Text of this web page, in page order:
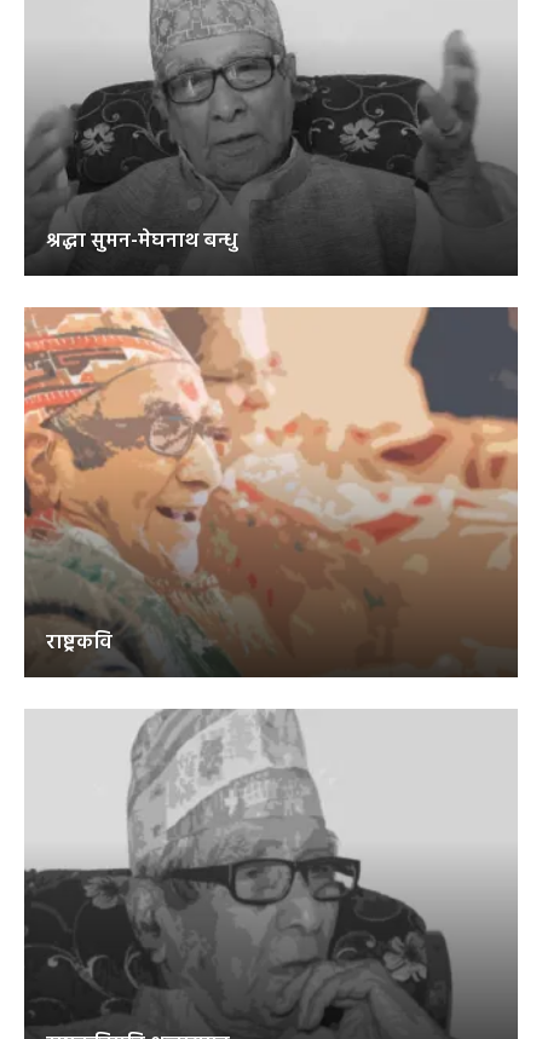
श्रद्धा सुमन-मेघनाथ बन्धु
राष्ट्रकवि